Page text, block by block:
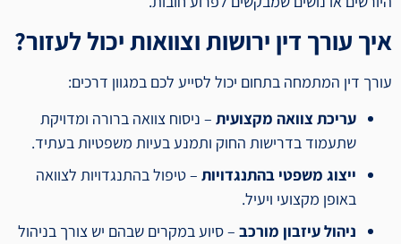
איך עורך דין ירושות וצוואות יכול לעזור?
עורך דין המתמחה בתחום יכול לסייע לכם במגוון דרכים:
עריכת צוואה מקצועית – ניסוח צוואה ברורה ומדויקת
שתעמוד בדרישות החוק ותמנע בעיות משפטיות בעתיד.
ייצוג משפטי בהתנגדויות – טיפול בהתנגדויות לצוואה
באופן מקצועי ויעיל.
ניהול עיזבון מורכב – סיוע במקרים שבהם יש צורך בניהול